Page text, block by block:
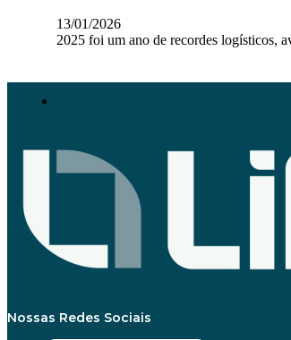
13/01/2026
2025 foi um ano de recordes logísticos,
Nossas Redes Sociais